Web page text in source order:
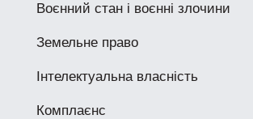
Воєнний стан і воєнні злочини
Земельне право
Інтелектуальна власність
Комплаєнс